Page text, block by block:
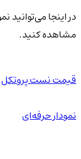
در اینجا می‌توانید
مشاهده کنید.
قیمت نست پروتکل
نمودار حرفه‌ای